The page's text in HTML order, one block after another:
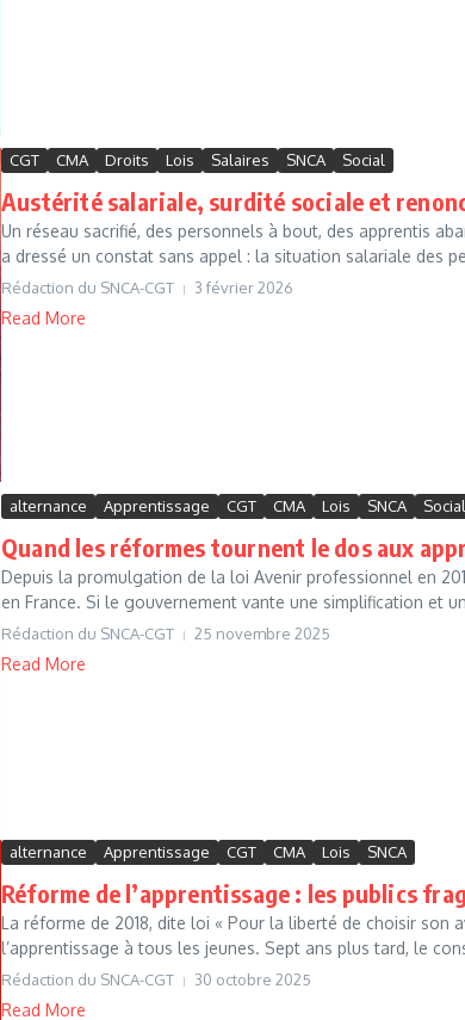
CGT CMA Droits Lois Salaires SNCA Social
Austérité salariale, surdité sociale et
Un réseau sacrifié, des personnels à bout, des apprentis
a dressé un constat sans appel : la situation salariale des
Rédaction du SNCA-CGT 3 février 2026
Read More
alternance Apprentissage CGT CMA Lois SNCA Social
Quand les réformes tournent le dos aux
Depuis la promulgation de la loi Avenir professionnel en
en France. Si le gouvernement vante une simplification et
Rédaction du SNCA-CGT 25 novembre 2025
Read More
alternance Apprentissage CGT CMA Lois SNCA
Réforme de l’apprentissage : les publics
La réforme de 2018, dite loi « Pour la liberté de choisir son
l’apprentissage à tous les jeunes. Sept ans plus tard, le
Rédaction du SNCA-CGT 30 octobre 2025
Read More